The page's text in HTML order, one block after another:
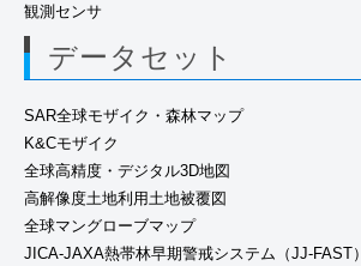
観測センサ
データセット
SAR全球モザイク・森林マップ
K&Cモザイク
全球高精度・デジタル3D地図
高解像度土地利用土地被覆図
全球マングローブマップ
JICA-JAXA熱帯林早期警戒システム（JJ-FAST）